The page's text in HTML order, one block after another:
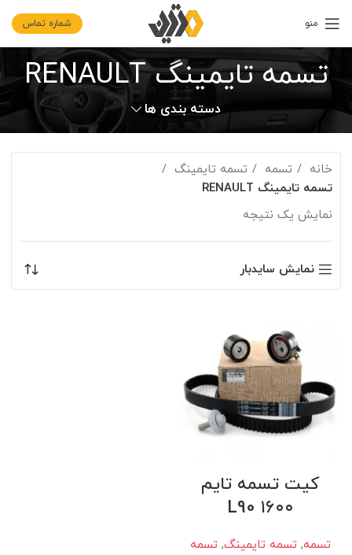
منو شماره تماس
تسمه تایمینگ RENAULT
دسته بندی ها
خانه تسمه
تسمه تایمینگ
تسمه تایمینگ RENAULT
نمایش یک نتیجه
نمایش سایدبار
کیت تسمه تایم
۱۶۰۰ L90
تسمه,تسمه تایمینگ,تسمه